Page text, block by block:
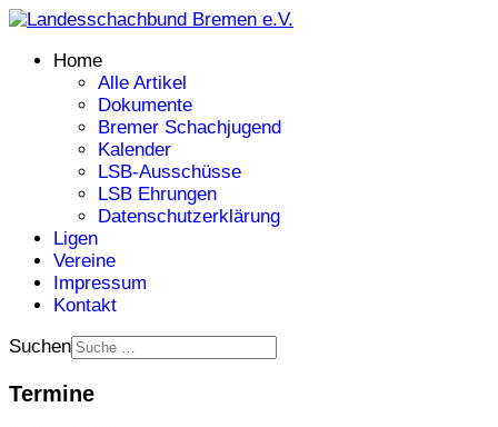
Home
Alle Artikel
Dokumente
Bremer Schachjugend
Kalender
LSB-Ausschüsse
LSB Ehrungen
Datenschutzerklärung
Ligen
Vereine
Impressum
Kontakt
Suchen
Termine